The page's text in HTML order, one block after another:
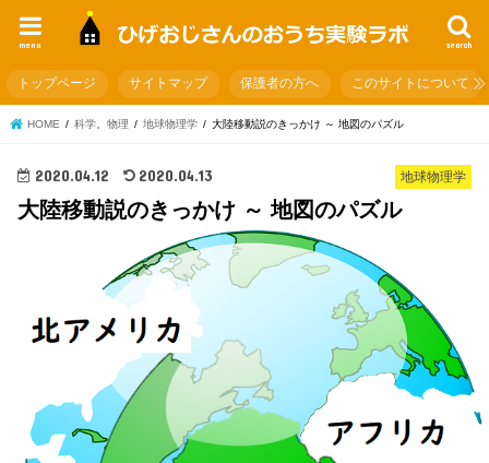
search
menu
トップページ サイトマップ 保護者の方へ このサイトについて
HOME 科学。物理 地球物理学 大陸移動説のきっかけ ～ 地図のパズル
地球物理学
2020.04.12 2020.04.13
大陸移動説のきっかけ ～ 地図のパズル